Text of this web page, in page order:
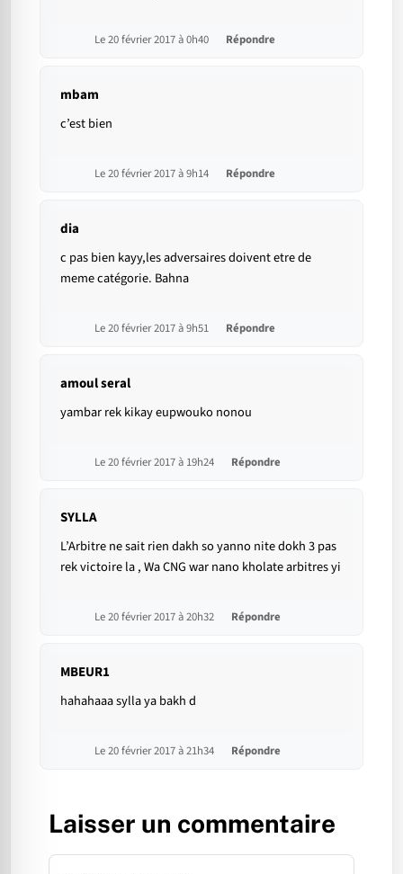
Le 20 février 2017 à 0h40 Répondre
mbam
c’est bien
Le 20 février 2017 à 9h14 Répondre
dia
c pas bien kayy,les adversaires doivent etre de
meme catégorie. Bahna
Le 20 février 2017 à 9h51 Répondre
amoul seral
yambar rek kikay eupwouko nonou
Le 20 février 2017 à 19h24 Répondre
SYLLA
L’Arbitre ne sait rien dakh so yanno nite dokh 3 pas
rek victoire la , Wa CNG war nano kholate arbitres yi
Le 20 février 2017 à 20h32 Répondre
MBEUR1
hahahaaa sylla ya bakh d
Le 20 février 2017 à 21h34 Répondre
Laisser un commentaire
Commentaire